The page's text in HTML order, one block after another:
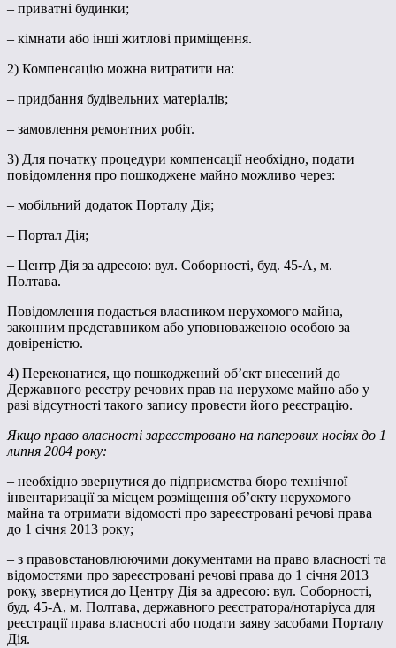
– приватні будинки;
– кімнати або інші житлові приміщення.
2) Компенсацію можна витратити на:
– придбання будівельних матеріалів;
– замовлення ремонтних робіт.
3) Для початку процедури компенсації необхідно, подати
повідомлення про пошкоджене майно можливо через:
– мобільний додаток Порталу Дія;
– Портал Дія;
– Центр Дія за адресою: вул. Соборності, буд. 45-А, м.
Полтава.
Повідомлення подається власником нерухомого майна,
законним представником або уповноваженою особою за
довіреністю.
4) Переконатися, що пошкоджений об’єкт внесений до
Державного реєстру речових прав на нерухоме майно або у
разі відсутності такого запису провести його реєстрацію.
Якщо право власності зареєстровано на паперових носіях до 1
липня 2004 року:
– необхідно звернутися до підприємства бюро технічної
інвентаризації за місцем розміщення об’єкту нерухомого
майна та отримати відомості про зареєстровані речові права
до 1 січня 2013 року;
– з правовстановлюючими документами на право власності та
відомостями про зареєстровані речові права до 1 січня 2013
року, звернутися до Центру Дія за адресою: вул. Соборності,
буд. 45-А, м. Полтава, державного реєстратора/нотаріуса для
реєстрації права власності або подати заяву засобами Порталу
Дія.